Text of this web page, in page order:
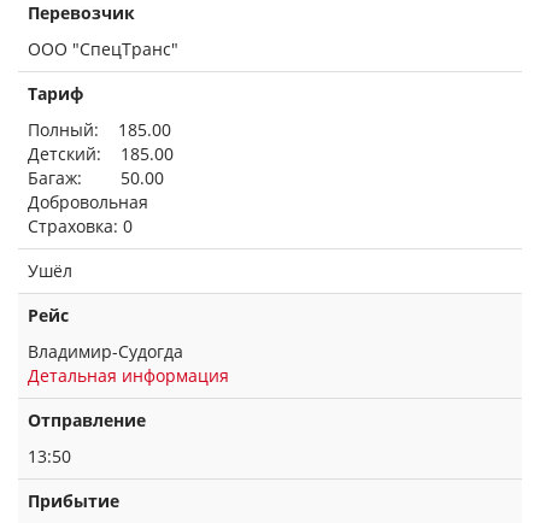
Перевозчик
ООО "СпецТранс"
Тариф
Полный: 185.00
Детский: 185.00
Багаж: 50.00
Добровольная
Страховка: 0
Ушёл
Рейс
Владимир-Судогда
Детальная информация
Отправление
13:50
Прибытие